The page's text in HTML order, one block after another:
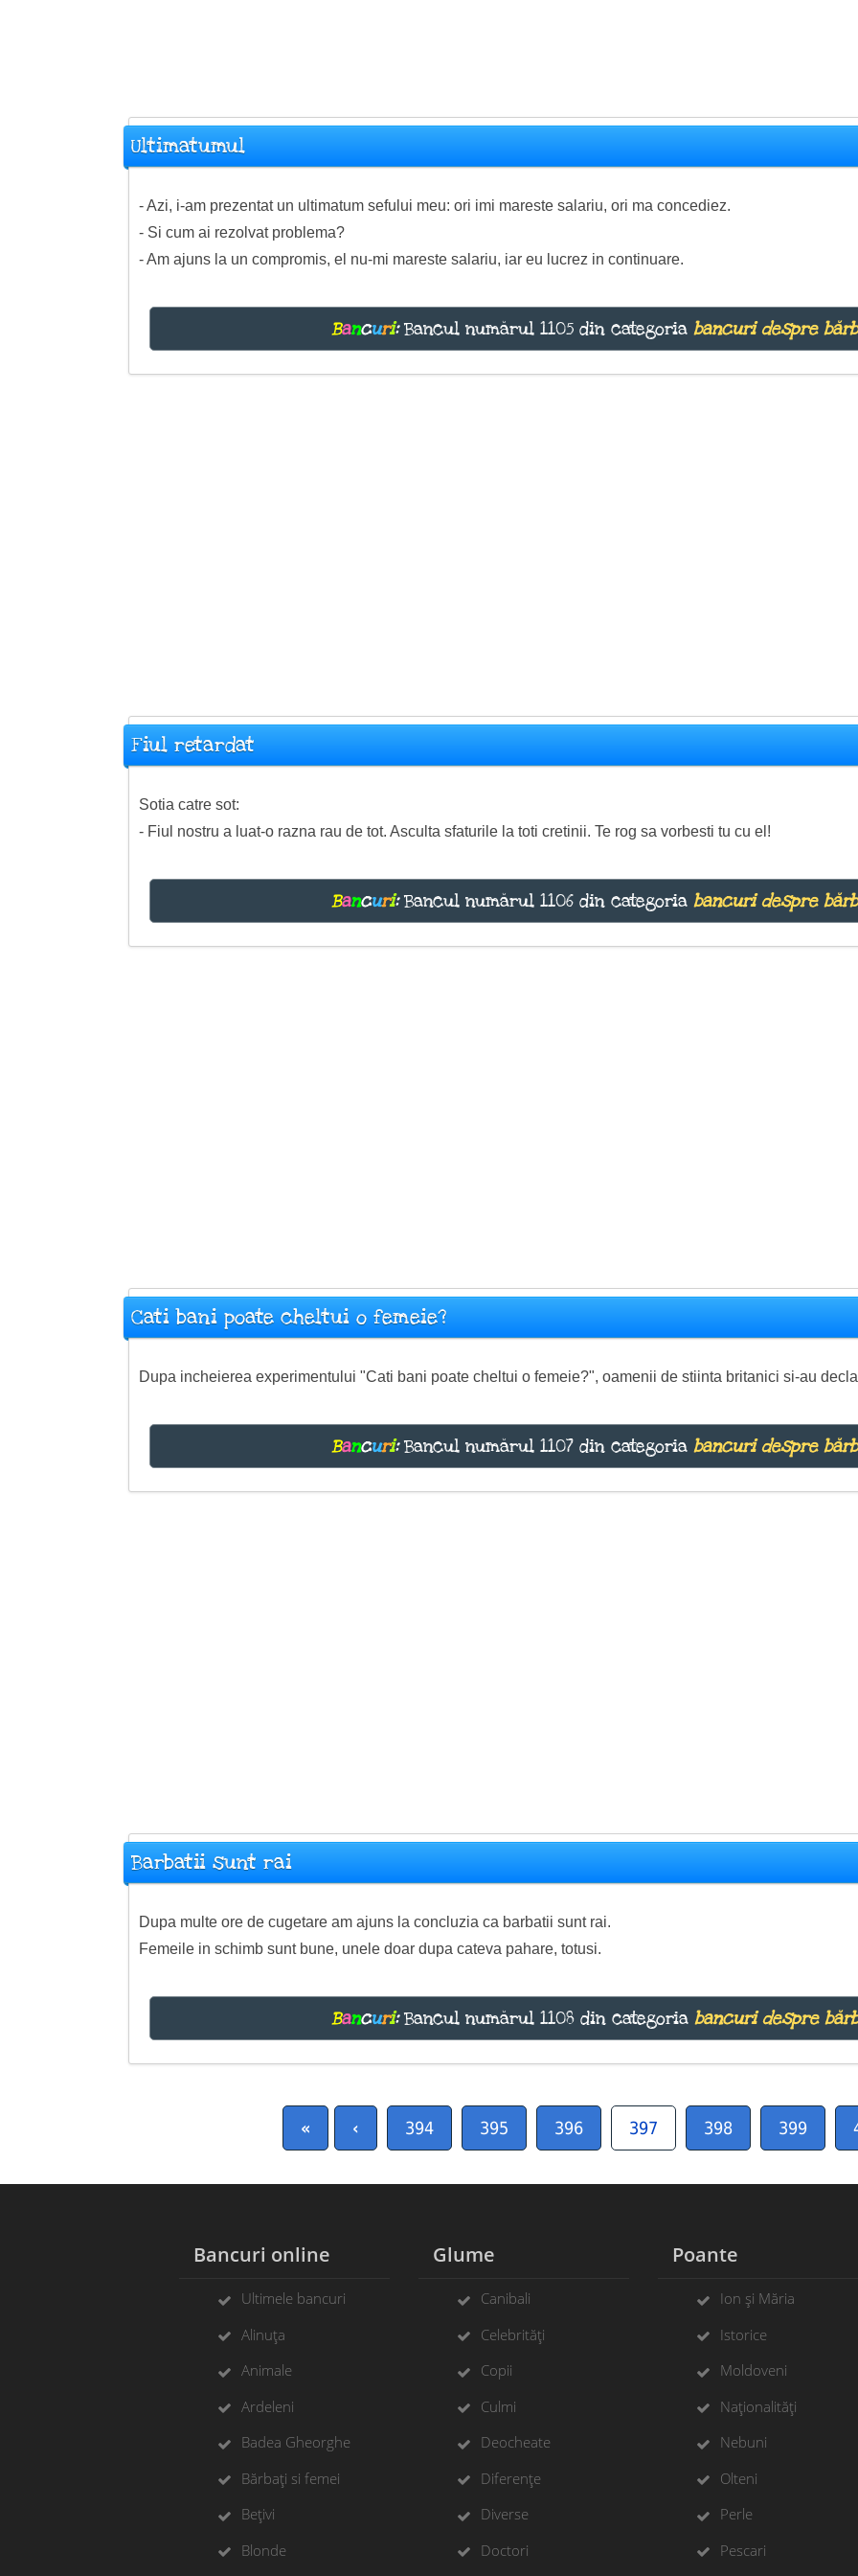
Ultimatumul
- Azi, i-am prezentat un ultimatum sefului meu: ori imi mareste salariu, ori ma concediez.
- Si cum ai rezolvat problema?
- Am ajuns la un compromis, el nu-mi mareste salariu, iar eu lucrez in continuare.
Bancuri:Bancul numărul 1105 din categoriabancuri despre
Fiul retardat
Sotia catre sot:
- Fiul nostru a luat-o razna rau de tot. Asculta sfaturile la toti cretinii. Te rog sa vorbesti tu cu el!
Bancuri:Bancul numărul 1106 din categoriabancuri despre
Cati bani poate cheltui o femeie?
Dupa incheierea experimentului "Cati bani poate cheltui o femeie?", oamenii de stiinta britanici si-au
Bancuri:Bancul numărul 1107 din categoriabancuri despre
Barbatii sunt rai
Dupa multe ore de cugetare am ajuns la concluzia ca barbatii sunt rai.
Femeile in schimb sunt bune, unele doar dupa cateva pahare, totusi.
Bancuri:Bancul numărul 1108 din categoria bancuri despre
« ‹ 394 395 396 397 398 399
Bancuri online
Ultimele bancuri
Alinuța
Animale
Ardeleni
Badea Gheorghe
Bărbați si femei
Bețivi
Blonde
Glume
Canibali
Celebrități
Copii
Culmi
Deocheate
Diferențe
Diverse
Doctori
Poante
Ion și Măria
Istorice
Moldoveni
Naționalități
Nebuni
Olteni
Perle
Pescari